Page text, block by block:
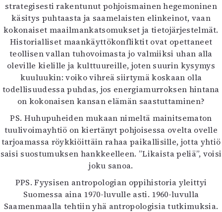
strategisesti rakentunut pohjoismainen hegemoninen
käsitys puhtaasta ja saamelaisten elinkeinot, vaan
kokonaiset maailmankatsomukset ja tietojärjestelmät.
Historialliset maankäyttökonfliktit ovat opettaneet
teollisen vallan tuhovoimasta jo valmiiksi uhan alla
oleville kielille ja kulttuureille, joten suurin kysymys
kuuluukin: voiko vihreä siirtymä koskaan olla
todellisuudessa puhdas, jos energiamurroksen hintana
on kokonaisen kansan elämän saastuttaminen?
PS. Huhupuheiden mukaan nimeltä mainitsematon
tuulivoimayhtiö on kiertänyt pohjoisessa ovelta ovelle
tarjoamassa röykkiöittäin rahaa paikallisille, jotta yhtiö
saisi suostumuksen hankkeelleen. ”Likaista peliä”, voisi
joku sanoa.
PPS. Fyysisen antropologian oppihistoria yleittyi
Suomessa aina 1970-luvulle asti. 1960-luvulla
Saamenmaalla tehtiin yhä antropologisia tutkimuksia.